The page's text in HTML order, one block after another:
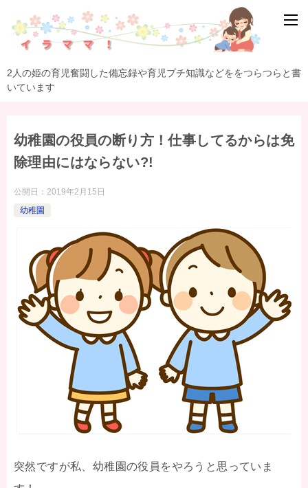
2人の姫の育児奮闘した備忘録や育児プチ知識などををつらつらと書
いています
幼稚園の役員の断り方！仕事してるからは免
除理由にはならない?!
公開日： 2019年2月15日
幼稚園
突然ですが私、幼稚園の役員をやろうと思っていま